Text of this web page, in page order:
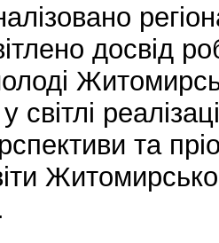
досвід
світлі
та